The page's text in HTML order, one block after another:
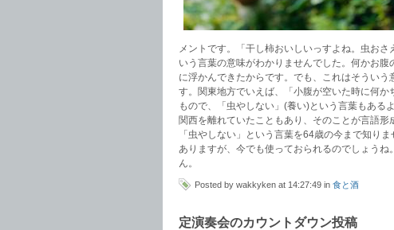
メントです。「干し柿おいしいっすよね。虫お
いう言葉の意味がわかりませんでした。何かお
に浮かんできたからです。でも、これはそうい
す。関東地方でいえば、「小腹が空いた時に何
もので、「虫やしない」(養い)という言葉もある
関西を離れていたこともあり、そのことが言語形
「虫やしない」という言葉を64歳の今まで知り
ありますが、今でも使っておられるのでしょう
ん。
Posted by wakkyken at 14:27:49 in 食と酒
定演奏会のカウントダウン投稿